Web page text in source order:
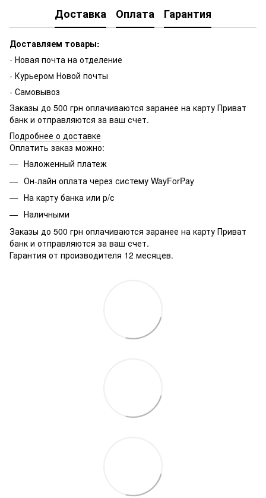
Доставка Оплата Гарантия
Доставляем товары:
- Новая почта на отделение
- Курьером Новой почты
- Самовывоз
Заказы до 500 грн оплачиваются заранее на карту Приват
банк и отправляются за ваш счет.
Подробнее о доставке
Оплатить заказ можно:
Наложенный платеж
Он-лайн оплата через систему WayForPay
На карту банка или р/с
Наличными
Заказы до 500 грн оплачиваются заранее на карту Приват
банк и отправляются за ваш счет.
Гарантия от производителя 12 месяцев.